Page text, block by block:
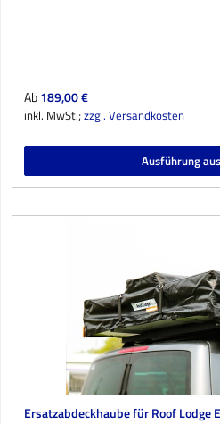
Regulärer Preis:
Ab189,00 €
inkl. MwSt.;zzgl. Versandkosten
Ausführung
Ersatzabdeckhaube für Roof Lodge